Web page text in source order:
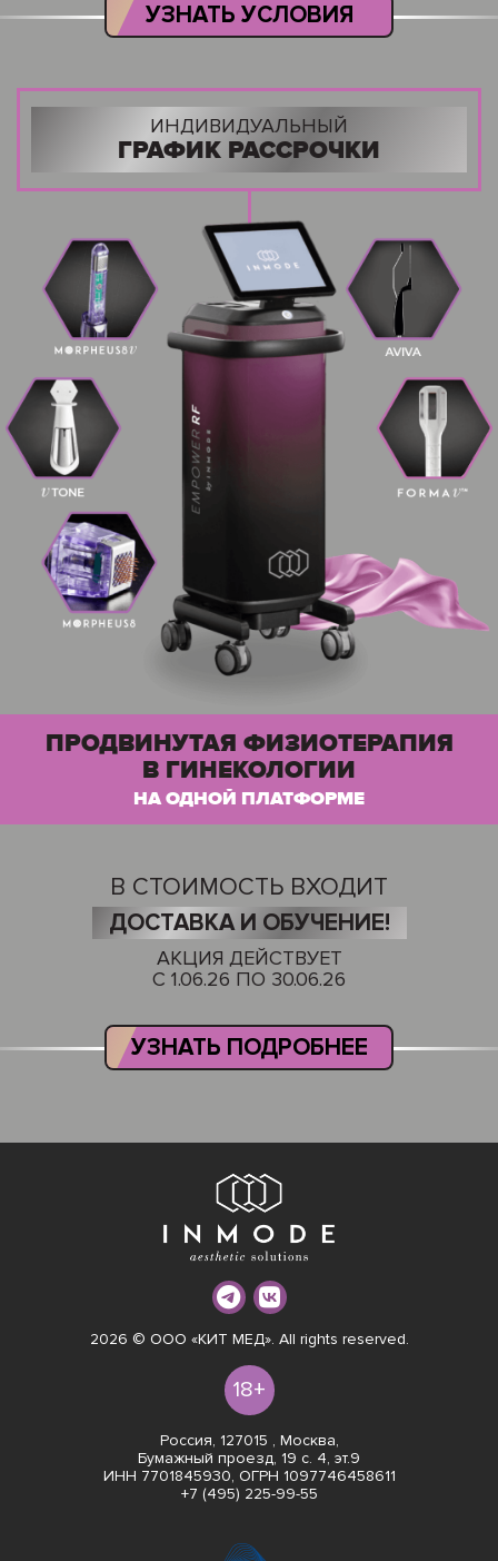
УЗНАТЬ УСЛОВИЯ
ИНДИВИДУАЛЬНЫЙ
ГРАФИК РАССРОЧКИ
ПРОДВИНУТАЯ ФИЗИОТЕРАПИЯ
В ГИНЕКОЛОГИИ
НА ОДНОЙ ПЛАТФОРМЕ
В СТОИМОСТЬ ВХОДИТ
ДОСТАВКА И ОБУЧЕНИЕ!
АКЦИЯ ДЕЙСТВУЕТ
С 1.06.26 ПО 30.06.26
УЗНАТЬ ПОДРОБНЕЕ
2026 © ООО «КИТ МЕД». All rights reserved.
18+
Россия, 127015 , Москва,
Бумажный проезд, 19 с. 4, эт.9
ИНН 7701845930, ОГРН 1097746458611
+7 (495) 225-99-55